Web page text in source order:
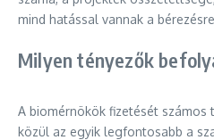
mind hatással vannak a
Milyen tényezők
A biomérnökök fizetését számos
közül az egyik legfontosabb a